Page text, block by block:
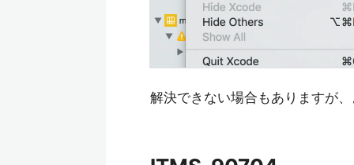
解決できない場合もありますが